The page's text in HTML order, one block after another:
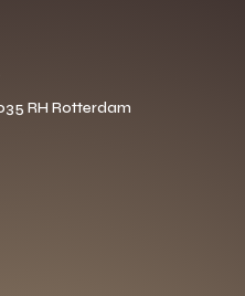
RH Rotterdam